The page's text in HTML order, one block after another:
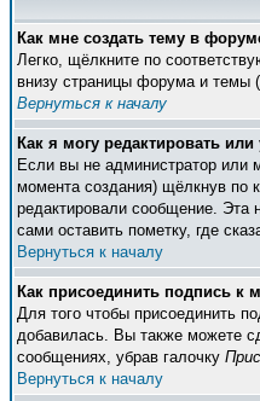
Как мне создать тему в
Легко, щёлкните по
внизу страницы форума и темы (
Вернуться к началу
Как я могу редактировать
Если вы не администратор или
момента создания) щёлкнув по
редактировали сообщение. Эта
сами оставить пометку, где
Вернуться к началу
Как присоединить подпись к
Для того чтобы присоединить
добавилась. Вы также можете
сообщениях, убрав галочку
Вернуться к началу